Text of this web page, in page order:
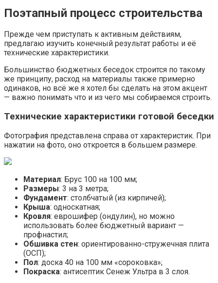
Поэтапный процесс строительства
Прежде чем приступать к активным действиям,
предлагаю изучить конечный результат работы и её
технические характеристики.
Большинство бюджетных беседок строится по такому
же принципу, расход на материалы также примерно
одинаков, но всё же я хотел бы сделать на этом акцент
— важно понимать что и из чего мы собираемся строить.
Технические характеристики готовой беседки
Фотография представлена справа от характеристик. При
нажатии на фото, оно откроется в большем размере.
Материал: Брус 100 на 100 мм;
Размеры: 3 на 3 метра;
Фундамент: столбчатый (из кирпичей);
Крыша: односкатная;
Кровля: еврошифер (ондулин), но можно
использовать более бюджетный вариант —
профнастил;
Обшивка стен: ориентированно-стружечная плита
(ОСП);
Пол: доска 40 на 100 мм «сороковка»;
Покраска: антисептик Сенеж Ультра в 3 слоя.